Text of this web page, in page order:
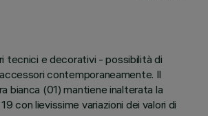
tecnici e decorativi - possibilità di
contemporaneamente. Il
bianca (01) mantiene inalterata la
con lievissime variazioni dei valori di